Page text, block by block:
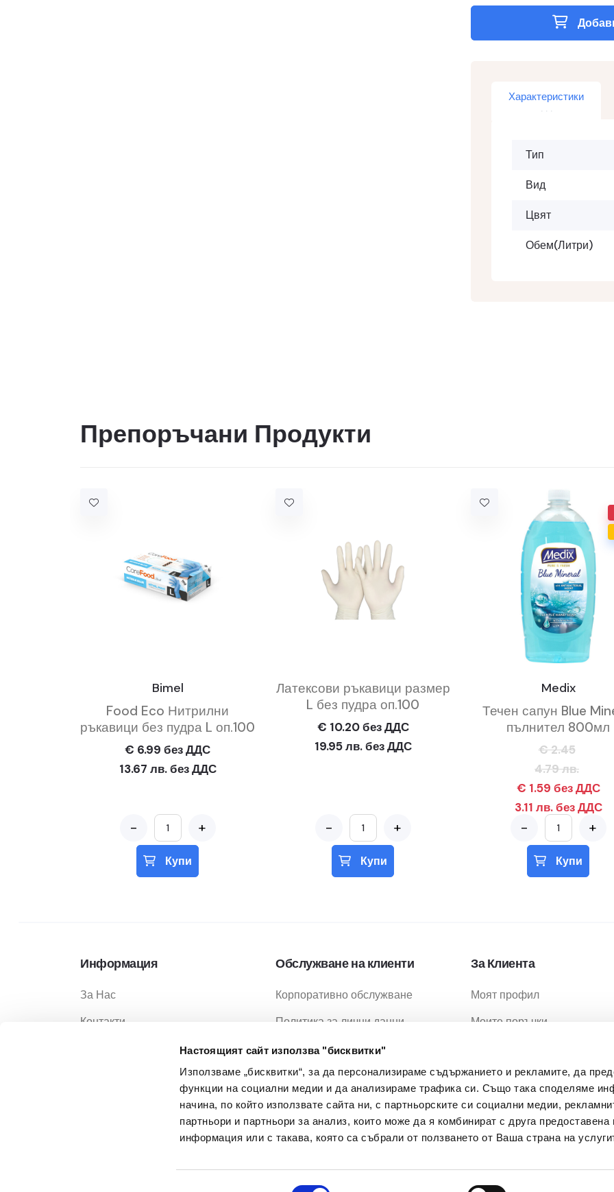
Настоящият сайт използва "бисквитки"
Използваме „бисквитки“, за да персонализираме съдържанието и рекламите, да
функции на социални медии и да анализираме трафика си. Също така споделяме
начина, по който използвате сайта ни, с партньорските си социални медии,
партньори и партньори за анализ, които може да я комбинират с друга
информация или с такава, която са събрали от ползването от Ваша страна на
Характеристики
Тип
Вид
Цвят
Обем(литри)
Препоръчани Продукти
Bimel
Food Eco Нитрилни
ръкавици без пудра L оп.100
€ 6.99 без ДДС
13.67 лв. без ДДС
- +
Купи
Латексови ръкавици размер
L без пудра оп.100
€ 10.20 без ДДС
19.95 лв. без ДДС
- +
Купи
Medix
Течен сапун Blue
пълнител 800мл
€ 2.45
4.79 лв.
€ 1.59 без ДДС
3.11 лв. без ДДС
- +
Купи
Информация
За Нас
Контакти
Обслужване на клиенти
Корпоративно обслужване
Политика за лични данни
Политика за бисквитки
Условия за ползване
Условия за доставка
Често Задавани Въпроси
За Клиента
Моят профил
Моите поръчки
Промоции
МОН Проекти